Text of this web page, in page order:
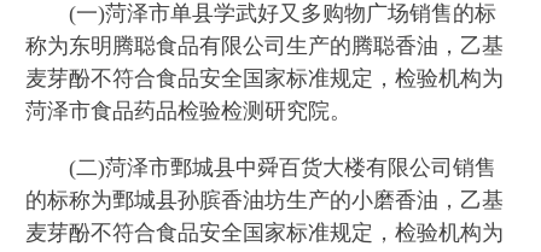
(一)菏泽市单县学武好又多购物广场销售的标
称为东明腾聪食品有限公司生产的腾聪香油，乙基
麦芽酚不符合食品安全国家标准规定，检验机构为
菏泽市食品药品检验检测研究院。
(二)菏泽市鄄城县中舜百货大楼有限公司销售
的标称为鄄城县孙膑香油坊生产的小磨香油，乙基
麦芽酚不符合食品安全国家标准规定，检验机构为